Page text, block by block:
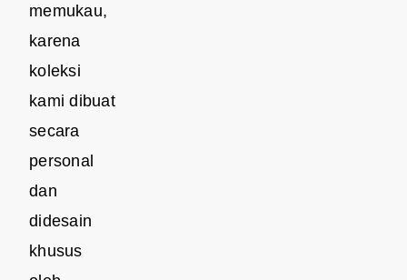
memukau,
karena
koleksi
kami dibuat
secara
personal
dan
didesain
khusus